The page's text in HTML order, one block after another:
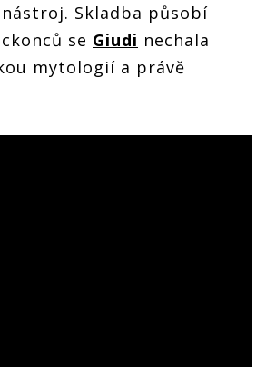
Skladba působí
se Giudi nechala
mytologií a právě